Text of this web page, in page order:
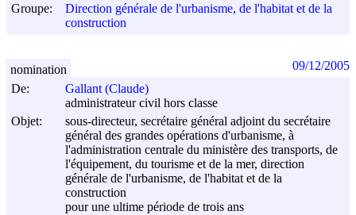
Groupe:
Direction générale de l'urbanisme, de l'habitat et de la
construction
De:
Gallant (Claude)
administrateur civil hors classe
Objet:
sous-directeur, secrétaire général adjoint du secrétaire
général des grandes opérations d'urbanisme, à
l'administration centrale du ministère des transports, de
l'équipement, du tourisme et de la mer, direction
générale de l'urbanisme, de l'habitat et de la
construction
pour une ultime période de trois ans
nomination 09/12/2005